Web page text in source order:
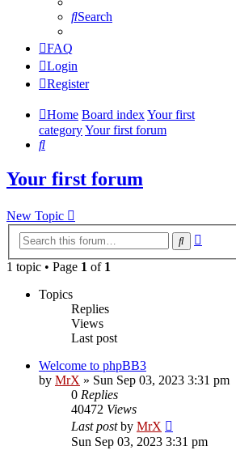
Search
FAQ
Login
Register
Home Board indexYour first
categoryYour first forum
Search
Your first forum
New Topic
Search
1 topic • Page 1 of 1
Topics
Replies
Views
Last post
Welcome to phpBB3
by MrX » Sun Sep 03, 2023 3:31 pm
0 Replies
40472 Views
Last postby MrX
Sun Sep 03, 2023 3:31 pm